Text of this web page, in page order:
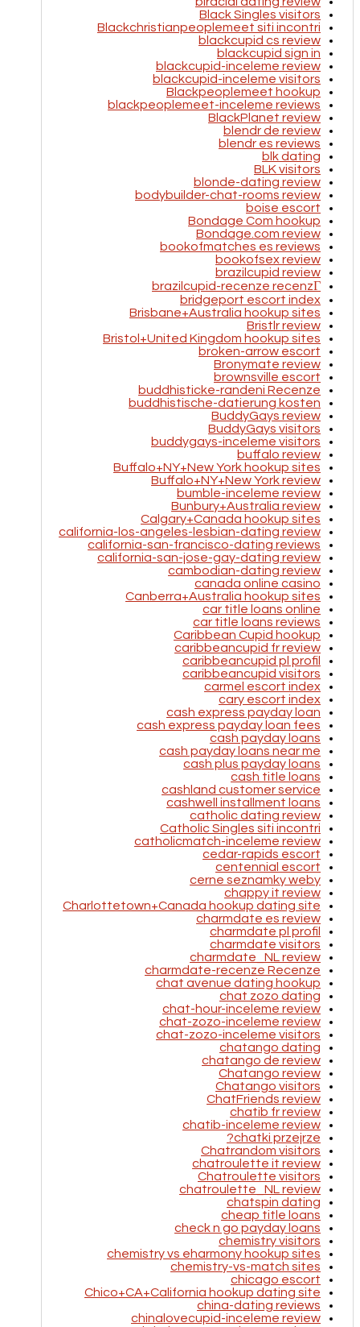
Black Singles visitors
Blackchristianpeoplemeet siti incontri
blackcupid cs review
blackcupid sign in
blackcupid-inceleme review
blackcupid-inceleme visitors
Blackpeoplemeet hookup
blackpeoplemeet-inceleme reviews
BlackPlanet review
blendr de review
blendr es reviews
blk dating
BLK visitors
blonde-dating review
bodybuilder-chat-rooms review
boise escort
Bondage Com hookup
Bondage.com review
bookofmatches es reviews
bookofsex review
brazilcupid review
brazilcupid-recenze recenzГ­
bridgeport escort index
Brisbane+Australia hookup sites
Bristlr review
Bristol+United Kingdom hookup sites
broken-arrow escort
Bronymate review
brownsville escort
buddhisticke-randeni Recenze
buddhistische-datierung kosten
BuddyGays review
BuddyGays visitors
buddygays-inceleme visitors
buffalo review
Buffalo+NY+New York hookup sites
Buffalo+NY+New York review
bumble-inceleme review
Bunbury+Australia review
Calgary+Canada hookup sites
california-los-angeles-lesbian-dating review
california-san-francisco-dating reviews
california-san-jose-gay-dating review
cambodian-dating review
canada online casino
Canberra+Australia hookup sites
car title loans online
car title loans reviews
Caribbean Cupid hookup
caribbeancupid fr review
caribbeancupid pl profil
caribbeancupid visitors
carmel escort index
cary escort index
cash express payday loan
cash express payday loan fees
cash payday loans
cash payday loans near me
cash plus payday loans
cash title loans
cashland customer service
cashwell installment loans
catholic dating review
Catholic Singles siti incontri
catholicmatch-inceleme review
cedar-rapids escort
centennial escort
cerne seznamky weby
chappy it review
Charlottetown+Canada hookup dating site
charmdate es review
charmdate pl profil
charmdate visitors
charmdate_NL review
charmdate-recenze Recenze
chat avenue dating hookup
chat zozo dating
chat-hour-inceleme review
chat-zozo-inceleme review
chat-zozo-inceleme visitors
chatango dating
chatango de review
Chatango review
Chatango visitors
ChatFriends review
chatib fr review
chatib-inceleme review
chatki przejrze?
Chatrandom visitors
chatroulette it review
Chatroulette visitors
chatroulette_NL review
chatspin dating
cheap title loans
check n go payday loans
chemistry visitors
chemistry vs eharmony hookup sites
chemistry-vs-match sites
chicago escort
Chico+CA+California hookup dating site
china-dating reviews
chinalovecupid-inceleme review